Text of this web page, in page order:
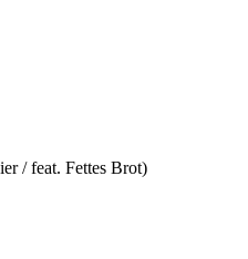
/ feat. Fettes Brot)